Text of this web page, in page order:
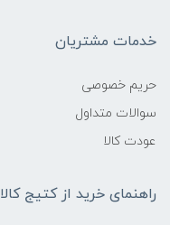
خدمات مشتریان
حریم خصوصی
سوالات متداول
عودت کالا
راهنمای خرید از کتیج کالا